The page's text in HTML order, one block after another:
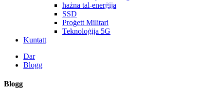
ħażna tal-enerġija
SSD
Proġett Militari
Teknoloġija 5G
Kuntatt
Dar
Blogg
Blogg